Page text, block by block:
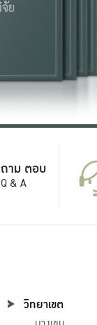
ถาม ตอบ
Q & A
วิทยาเขต